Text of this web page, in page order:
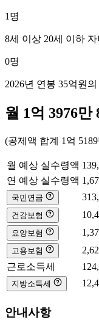
1 명
8세 이상 20세 이하
0명
2026년 연봉 35억원
월 1억 3976만
(공제액 합계 1억
월 예상 실수령액
연 예상 실수령액
국민연금
건강보험
요양보험
고용보험
근로소득세
지방소득세
안내사항